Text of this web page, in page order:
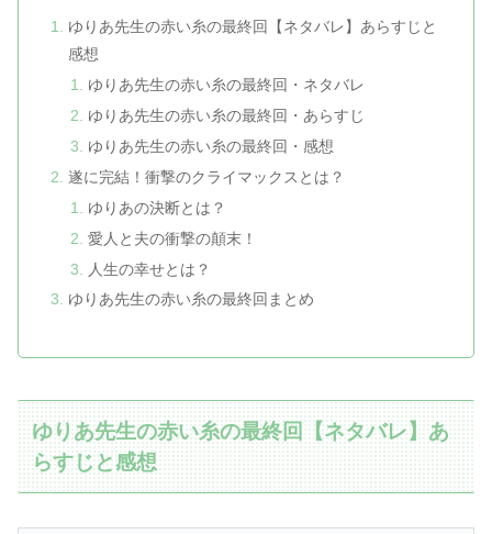
ゆりあ先生の赤い糸の最終回【ネタバレ】あらすじと
感想
ゆりあ先生の赤い糸の最終回・ネタバレ
ゆりあ先生の赤い糸の最終回・あらすじ
ゆりあ先生の赤い糸の最終回・感想
遂に完結！衝撃のクライマックスとは？
ゆりあの決断とは？
愛人と夫の衝撃の顛末！
人生の幸せとは？
ゆりあ先生の赤い糸の最終回まとめ
ゆりあ先生の赤い糸の最終回【ネタバレ】あ
らすじと感想